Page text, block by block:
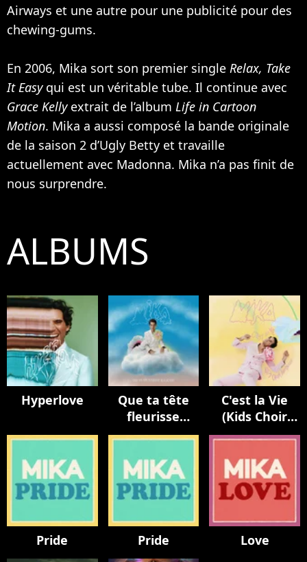
Airways et une autre pour une publicité pour des
chewing-gums.
En 2006, Mika sort son premier single Relax, Take
It Easyqui est un véritable tube. Il continue avec
Grace Kellyextrait de l’album Life in Cartoon
Motion. Mika a aussi composé la bande originale
de la saison 2 d’Ugly Betty et travaille
actuellement avec Madonna. Mika n’a pas finit de
nous surprendre.
ALBUMS
Hyperlove
Que ta tête
fleurisse
toujours
C'est la Vie
(Kids Choir
Version / avec
Populaire)
Pride Pride Love